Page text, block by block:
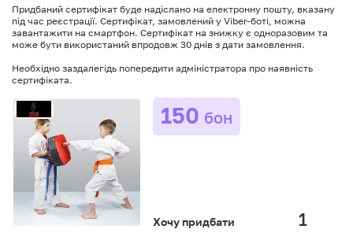
Придбаний сертифікат буде надіслано на електронну пошту, вказану
під час реєстрації. Сертифікат, замовлений у Viber-боті, можна
завантажити на смартфон. Сертифікат на знижку є одноразовим та
може бути використаний впродовж 30 днів з дати замовлення.
Необхідно заздалегідь попередити адміністратора про наявність
сертифіката.
150 бон
Хочу придбати